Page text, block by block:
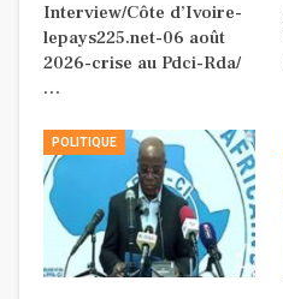
Interview/Côte d’Ivoire-
lepays225.net-06 août
2026-crise au Pdci-Rda/
…
POLITIQUE